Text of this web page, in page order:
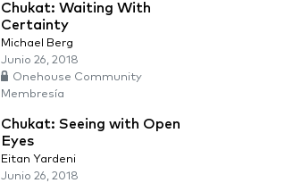
Chukat: Waiting With
Certainty
Michael Berg
Junio 26, 2018
Onehouse Community
Membresía
Chukat: Seeing with Open
Eyes
Eitan Yardeni
Junio 26, 2018